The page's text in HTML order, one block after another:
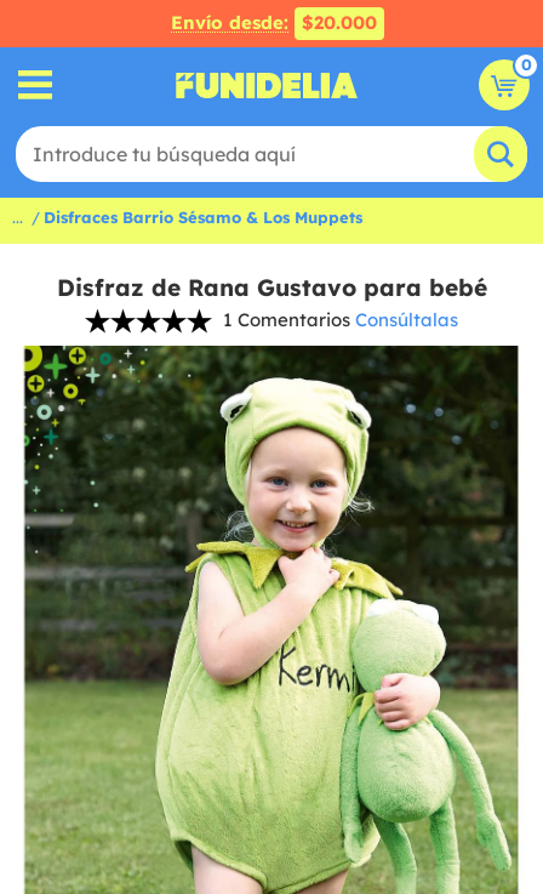
Envío desde: $20.000
0
... Disfraces Barrio Sésamo & Los Muppets
Disfraz de Rana Gustavo para bebé
1 Comentarios Consúltalas